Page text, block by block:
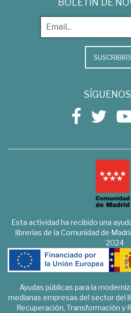
BOLETÍN DE
Esta actividad ha recibido una
librerías de la Comunidad de
2024
Ayudas públicas para la
medianas empresas del sector del
Recuperación, Transformación y